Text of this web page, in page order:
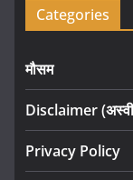
Categories
मौसम
Disclaimer
Privacy Policy